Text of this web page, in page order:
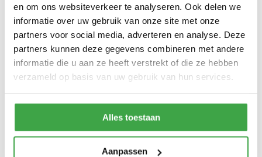
en om ons websiteverkeer te analyseren. Ook delen we
informatie over uw gebruik van onze site met onze
partners voor social media, adverteren en analyse. Deze
partners kunnen deze gegevens combineren met andere
informatie die u aan ze heeft verstrekt of die ze hebben
verzameld op basis van uw gebruik van hun services.
Alles toestaan
Aanpassen
Deur
Enkele deur zonder drempel -
voorzien van echt glas
Doorloophoogte deur 188 cm
Bevestigingsmaterialen
Alle bevestigingsmaterialen
zijn inbegrepen
Gratis thuisbezorgd - In
Nederland